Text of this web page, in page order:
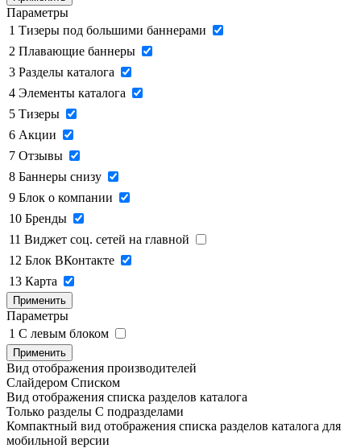
Параметры
1 Тизеры под большими баннерами
2 Плавающие баннеры
3 Разделы каталога
4 Элементы каталога
5 Тизеры
6 Акции
7 Отзывы
8 Баннеры снизу
9 Блок о компании
10 Бренды
11 Виджет соц. сетей на главной
12 Блок ВКонтакте
13 Карта
Применить
Параметры
1 C левым блоком
Применить
Вид отображения производителей
Слайдером Списком
Вид отображения списка разделов каталога
Только разделы С подразделами
Компактный вид отображения списка разделов каталога для
мобильной версии